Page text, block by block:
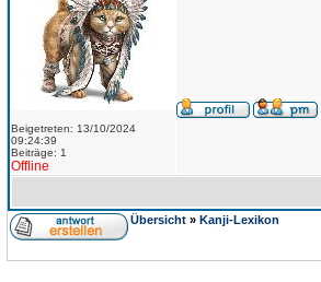
Beigetreten: 13/10/2024
09:24:39
Beiträge: 1
Offline
Übersicht » Kanji-Lexikon